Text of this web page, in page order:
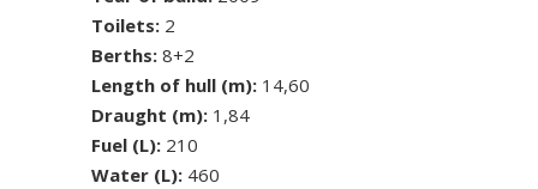
Toilets: 2
Berths: 8+2
Length of hull (m): 14,60
Draught (m): 1,84
Fuel (L): 210
Water (L): 460